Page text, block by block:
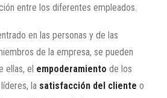
entre los diferentes empleados.
en las personas y de las
de la empresa, se pueden
ellas, el empoderamiento de los
la satisfacción del cliente o